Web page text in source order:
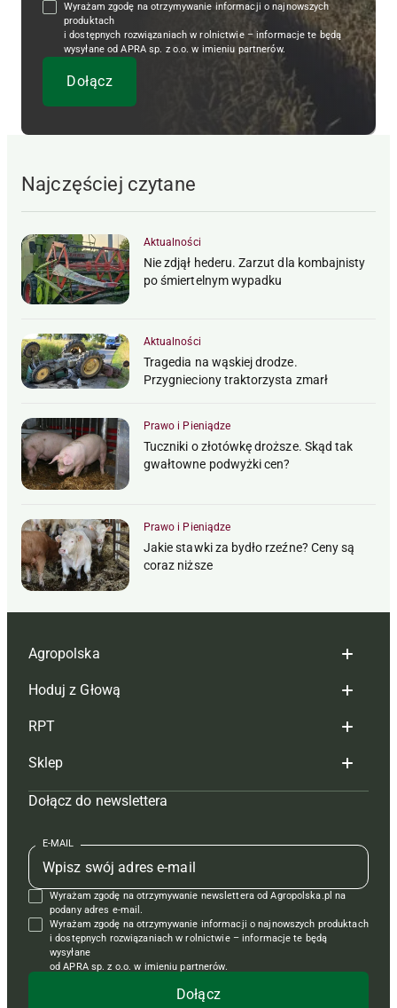
Wyrażam zgodę na otrzymywanie informacji o najnowszych
produktach
i dostępnych rozwiązaniach w rolnictwie – informacje te będą
wysyłane od APRA sp. z o.o. w imieniu partnerów.
Najczęściej czytane
Aktualności
Nie zdjął hederu. Zarzut dla kombajnisty
po śmiertelnym wypadku
Aktualności
Tragedia na wąskiej drodze.
Przygnieciony traktorzysta zmarł
Prawo i Pieniądze
Tuczniki o złotówkę droższe. Skąd tak
gwałtowne podwyżki cen?
Prawo i Pieniądze
Jakie stawki za bydło rzeźne? Ceny są
coraz niższe
Agropolska
Redakcja
Reklama
Tagi
Mapa serwisu
Kontakt
Regulamin
Polityka prywatności
Hoduj z Głową
Hoduj z głową bydło
Hoduj z głową świnie
Prenumerata
Redakcja
Kontakt
Reklama
RPT
Redakcja
Prenumerata
Reklama
Kontakt
Krzyżówki
Sklep
Czasopisma i prenumerata
Książki
Regulamin
Dołącz do newslettera
E-MAIL
Wyrażam zgodę na otrzymywanie newslettera od Agropolska.pl na
podany adres e-mail.
Wyrażam zgodę na otrzymywanie informacji o najnowszych produktach
i dostępnych rozwiązaniach w rolnictwie – informacje te będą
wysyłane
od APRA sp. z o.o. w imieniu partnerów.